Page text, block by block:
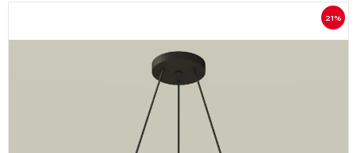
21%